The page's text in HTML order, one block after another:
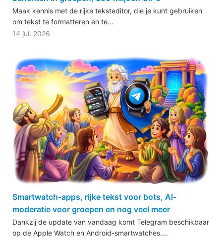
Maak kennis met de rijke teksteditor, die je kunt gebruiken
om tekst te formatteren en te…
14 jul. 2026
Smartwatch-apps, rijke tekst voor bots, AI-
moderatie voor groepen en nog veel meer
Dankzij de update van vandaag komt Telegram beschikbaar
op de Apple Watch en Android-smartwatches.…